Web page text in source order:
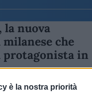
è la nostra priorità
la nuova
che
protagonista in